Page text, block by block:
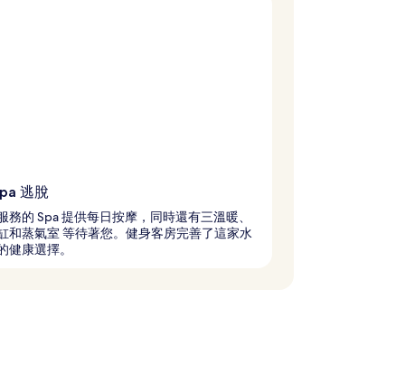
逃脫
務的 Spa 提供每日按摩，同時還有三溫暖、
和蒸氣室 等待著您。健身客房完善了這家水
健康選擇。